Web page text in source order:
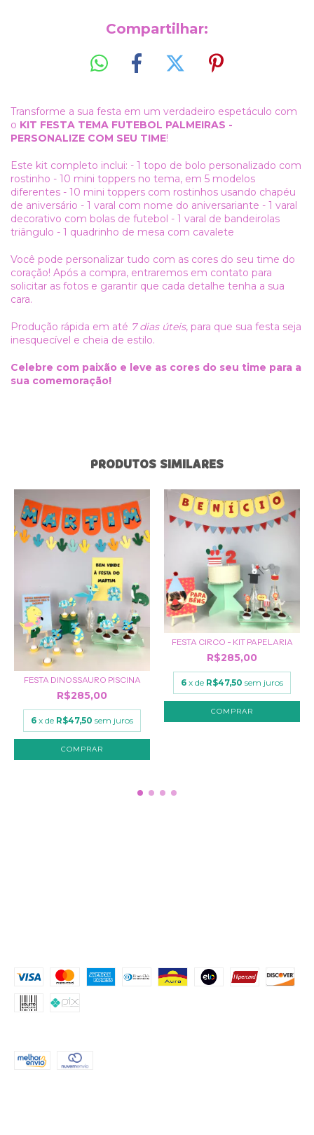
Compartilhar:
Transforme a sua festa em um verdadeiro espetáculo com
o KIT FESTA TEMA FUTEBOL PALMEIRAS -
PERSONALIZE COM SEU TIME!
Este kit completo inclui: - 1 topo de bolo personalizado com
rostinho - 10 mini toppers no tema, em 5 modelos
diferentes - 10 mini toppers com rostinhos usando chapéu
de aniversário - 1 varal com nome do aniversariante - 1 varal
decorativo com bolas de futebol - 1 varal de bandeirolas
triângulo - 1 quadrinho de mesa com cavalete
Você pode personalizar tudo com as cores do seu time do
coração! Após a compra, entraremos em contato para
solicitar as fotos e garantir que cada detalhe tenha a sua
cara.
Produção rápida em até 7 dias úteis, para que sua festa seja
inesquecível e cheia de estilo.
Celebre com paixão e leve as cores do seu time para a
sua comemoração!
PRODUTOS SIMILARES
FESTA DINOSSAURO PISCINA
R$285,00
6 x de R$47,50 sem juros
FESTA CIRCO - KIT PAPELARIA
R$285,00
6 x de R$47,50 sem juros
COMPRAR